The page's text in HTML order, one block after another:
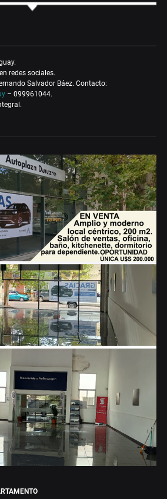
redes sociales.
Salvador Báez. Contacto:
– 099961044.